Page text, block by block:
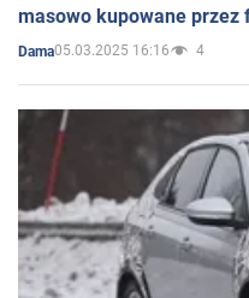
masowo kupowane przez
Dama05.03.2025 16:16 4